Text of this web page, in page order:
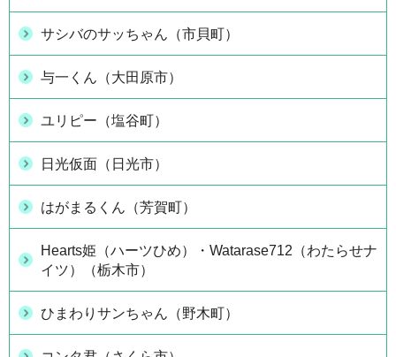
サシバのサッちゃん（市貝町）
与一くん（大田原市）
ユリピー（塩谷町）
日光仮面（日光市）
はがまるくん（芳賀町）
Hearts姫（ハーツひめ）・Watarase712（わたらせナ
イツ）（栃木市）
ひまわりサンちゃん（野木町）